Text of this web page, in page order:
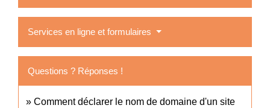
Services en ligne et formulaires
Questions ? Réponses !
Comment déclarer le nom de domaine d'un site